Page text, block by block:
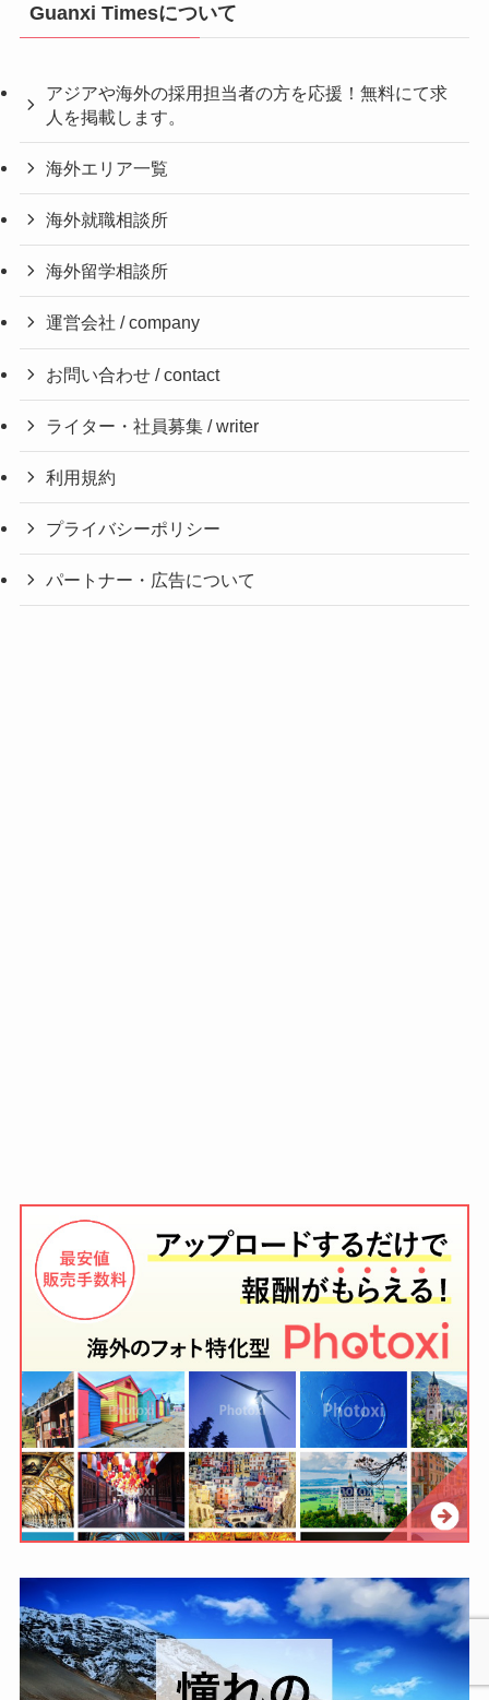
Guanxi Timesについて
アジアや海外の採用担当者の方を応援！無料にて求
人を掲載します。
海外エリア一覧
海外就職相談所
海外留学相談所
運営会社 / company
お問い合わせ / contact
ライター・社員募集 / writer
利用規約
プライバシーポリシー
パートナー・広告について